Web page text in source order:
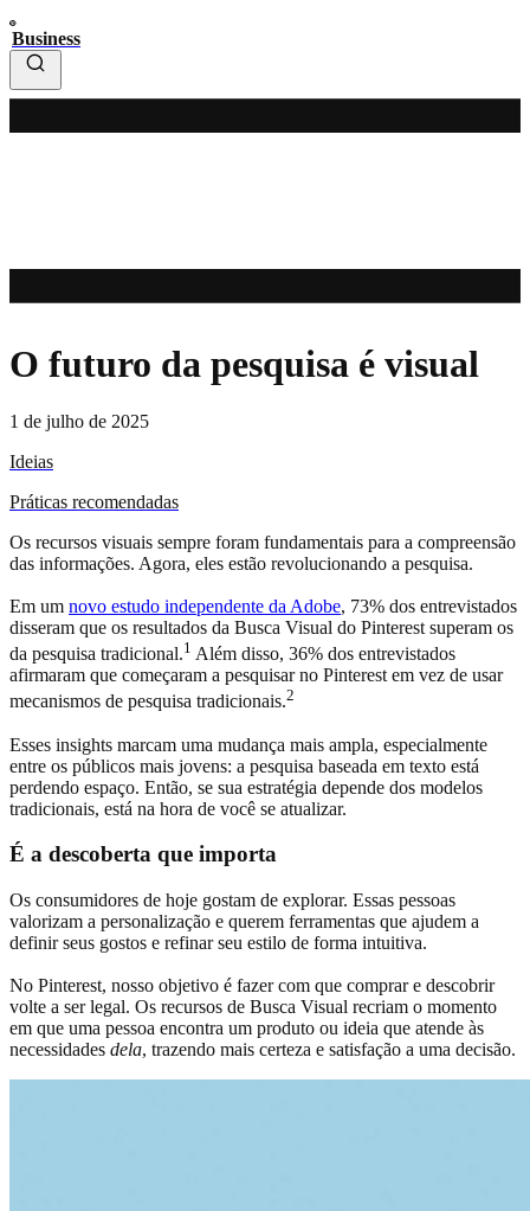
Business
O futuro da pesquisa é visual
1 de julho de 2025
Ideias
Práticas recomendadas
Os recursos visuais sempre foram fundamentais para a compreensão
das informações. Agora, eles estão revolucionando a pesquisa.
Em um novo estudo independente da Adobe, 73% dos entrevistados
disseram que os resultados da Busca Visual do Pinterest superam os
da pesquisa tradicional.1 Além disso, 36% dos entrevistados
afirmaram que começaram a pesquisar no Pinterest em vez de usar
mecanismos de pesquisa tradicionais.2
Esses insights marcam uma mudança mais ampla, especialmente
entre os públicos mais jovens: a pesquisa baseada em texto está
perdendo espaço. Então, se sua estratégia depende dos modelos
tradicionais, está na hora de você se atualizar.
É a descoberta que importa
Os consumidores de hoje gostam de explorar. Essas pessoas
valorizam a personalização e querem ferramentas que ajudem a
definir seus gostos e refinar seu estilo de forma intuitiva.
No Pinterest, nosso objetivo é fazer com que comprar e descobrir
volte a ser legal. Os recursos de Busca Visual recriam o momento
em que uma pessoa encontra um produto ou ideia que atende às
necessidades dela, trazendo mais certeza e satisfação a uma decisão.